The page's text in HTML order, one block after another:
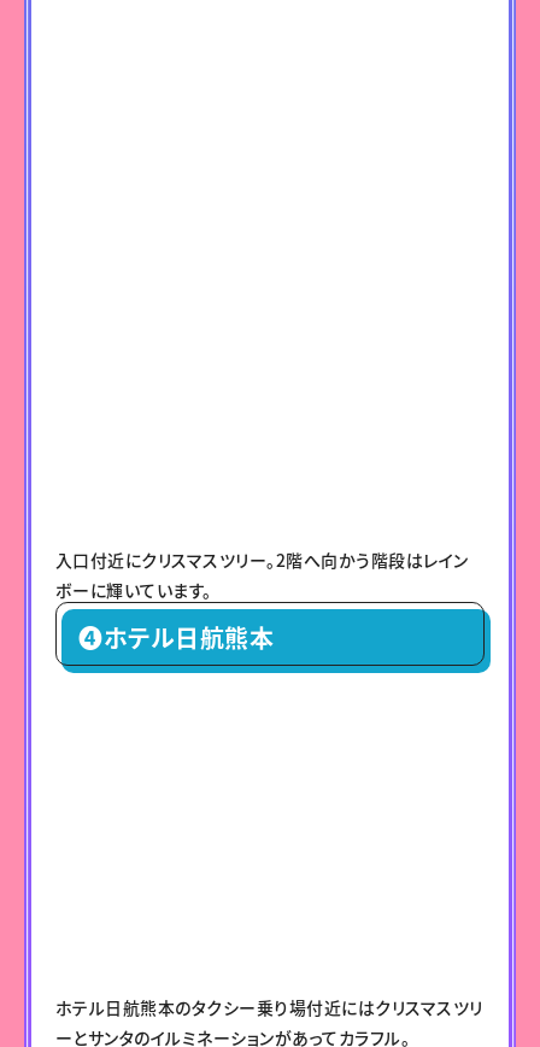
入口付近にクリスマスツリー。2階へ向かう階段はレイン
ボーに輝いています。
❹ホテル日航熊本
ホテル日航熊本のタクシー乗り場付近にはクリスマスツリ
ーとサンタのイルミネーションがあってカラフル。